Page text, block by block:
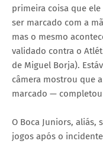
primeira coisa que
ser marcado com a
mas o mesmo
validado contra o
de Miguel Borja).
câmera mostrou que
marcado —
O Boca Juniors, aliás,
jogos após o